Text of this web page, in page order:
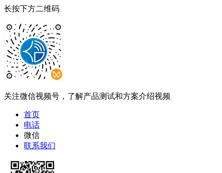
长按下方二维码
关注微信视频号，了解产品测试和方案介绍视频
首页
电话
微信
联系我们